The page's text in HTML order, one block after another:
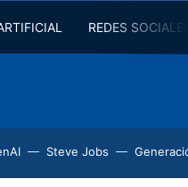
REDES
Steve Jobs